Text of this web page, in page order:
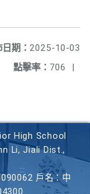
期： 2025-10-03
點擊率： 706 |
High School
Li, Jiali Dist.,
戶名：中